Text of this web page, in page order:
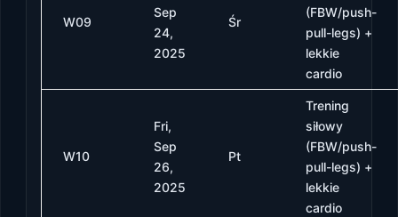
W09
Sep
24,
2025
Śr
(FBW/push-
pull-legs) +
lekkie
cardio
W10
Fri,
Sep
26,
2025
Pt
Trening
siłowy
(FBW/push-
pull-legs) +
lekkie
cardio